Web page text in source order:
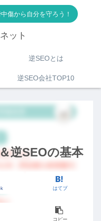
傷から自分を守ろう！
ット
逆SEOとは
逆SEO会社TOP10
逆SEOの基本
はてブ
コピー